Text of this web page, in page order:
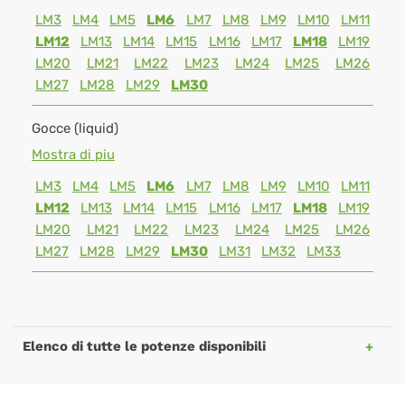
LM3
LM4 LM5 LM6 LM7 LM8 LM9 LM10
LM11
LM12
LM13 LM14 LM15 LM16 LM17 LM18
LM19
LM20
LM21 LM22 LM23 LM24 LM25
LM26
LM27
LM28 LM29 LM30
Gocce (liquid)
Mostra di piu
LM3
LM4 LM5 LM6 LM7 LM8 LM9 LM10
LM11
LM12
LM13 LM14 LM15 LM16 LM17 LM18
LM19
LM20
LM21 LM22 LM23 LM24 LM25
LM26
LM27
LM28 LM29 LM30 LM31 LM32 LM33
Elenco di tutte le potenze disponibili